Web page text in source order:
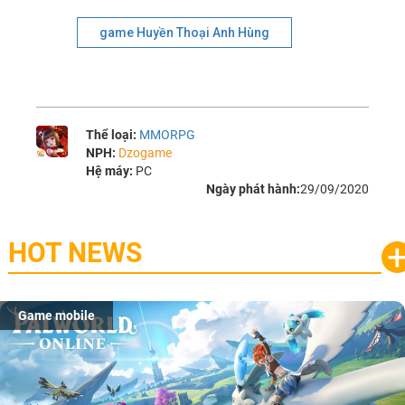
game Huyền Thoại Anh Hùng
Thể loại: MMORPG
NPH: Dzogame
Hệ máy: PC
Ngày phát hành:29/09/2020
HOT NEWS
Game mobile